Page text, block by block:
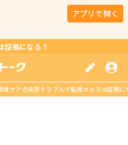
アプリで開く
証拠になる？
泄ケアの失禁トラブルで監視カメラは証拠に